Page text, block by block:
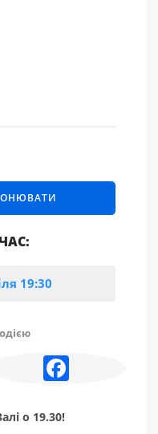
19:30
Facebook
о 19.30!